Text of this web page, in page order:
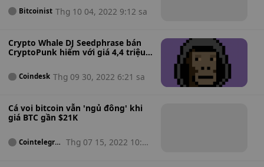
Bitcoinist Thg 10 04, 2022 9:12 sa
Crypto Whale DJ Seedphrase bán
CryptoPunk hiếm với giá 4,4 triệu
Coindesk Thg 09 30, 2022 6:21 sa
Cá voi bitcoin vẫn 'ngủ đông' khi
giá BTC gần $21K
Cointelegra
Thg 07 15, 2022 10:48